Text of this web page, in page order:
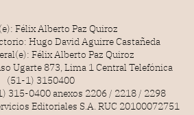
Félix Alberto Paz Quiroz
Hugo David Aguirre Castañeda
Félix Alberto Paz Quiroz
Ugarte 873, Lima 1 Central Telefónica
(51-1) 3150400
315-0400 anexos 2206 / 2218 / 2298
Editoriales S.A. RUC 20100072751